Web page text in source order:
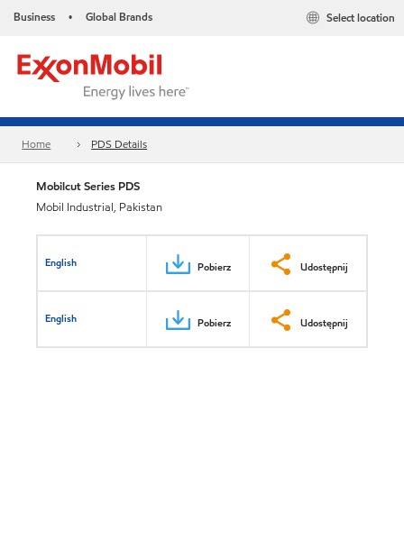
Business • Global Brands Select location
Home PDS Details
Mobilcut Series PDS
Mobil Industrial, Pakistan
English Pobierz Udostępnij
English Pobierz Udostępnij